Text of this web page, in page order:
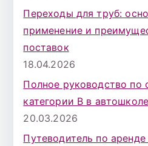
Переходы для труб:
применение и
поставок
18.04.2026
Полное руководство по
категории B в
20.03.2026
Путеводитель по